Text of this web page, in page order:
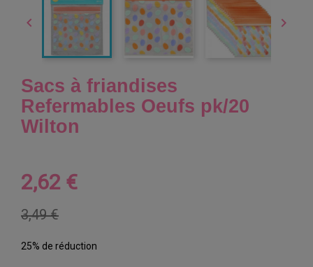
 
Sacs à friandises
Refermables Oeufs pk/20
Wilton
2,62 €
3,49 €
25% de réduction